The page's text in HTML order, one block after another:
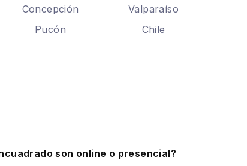
Concepción
Valparaíso
Pucón
Chile
son online o presencial?